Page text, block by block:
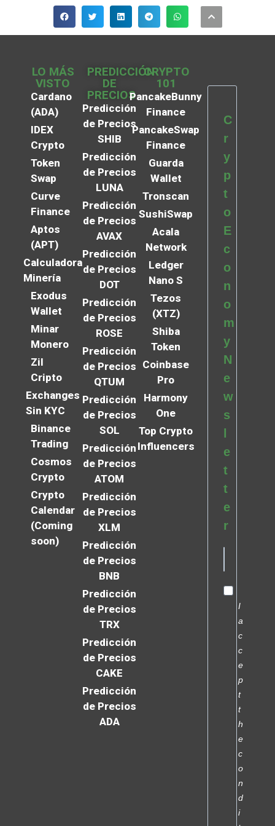
LO MÁS
VISTO
Cardano
(ADA)
IDEX
Crypto
Token
Swap
Curve
Finance
Aptos
(APT)
Calculadora
Minería
Exodus
Wallet
Minar
Monero
Zil
Cripto
Exchanges
Sin KYC
Binance
Trading
Cosmos
Crypto
Crypto
Calendar
(Coming
soon)
PREDICCIÓN
DE
PRECIOS
Predicción
de Precios
SHIB
Predicción
de Precios
LUNA
Predicción
de Precios
AVAX
Predicción
de Precios
DOT
Predicción
de Precios
ROSE
Predicción
de Precios
QTUM
Predicción
de Precios
SOL
Predicción
de Precios
ATOM
Predicción
de Precios
XLM
Predicción
de Precios
BNB
Predicción
de Precios
TRX
Predicción
de Precios
CAKE
Predicción
de Precios
ADA
CRYPTO
101
PancakeBunny
Finance
PancakeSwap
Finance
Guarda
Wallet
Tronscan
SushiSwap
Acala
Network
Ledger
Nano S
Tezos
(XTZ)
Shiba
Token
Coinbase
Pro
Harmony
One
Top Crypto
Influencers
C
r
y
p
t
o
E
c
o
n
o
m
y
N
e
w
s
e
t
t
e
r
I
a
c
c
e
p
t
t
h
e
c
o
n
d
i